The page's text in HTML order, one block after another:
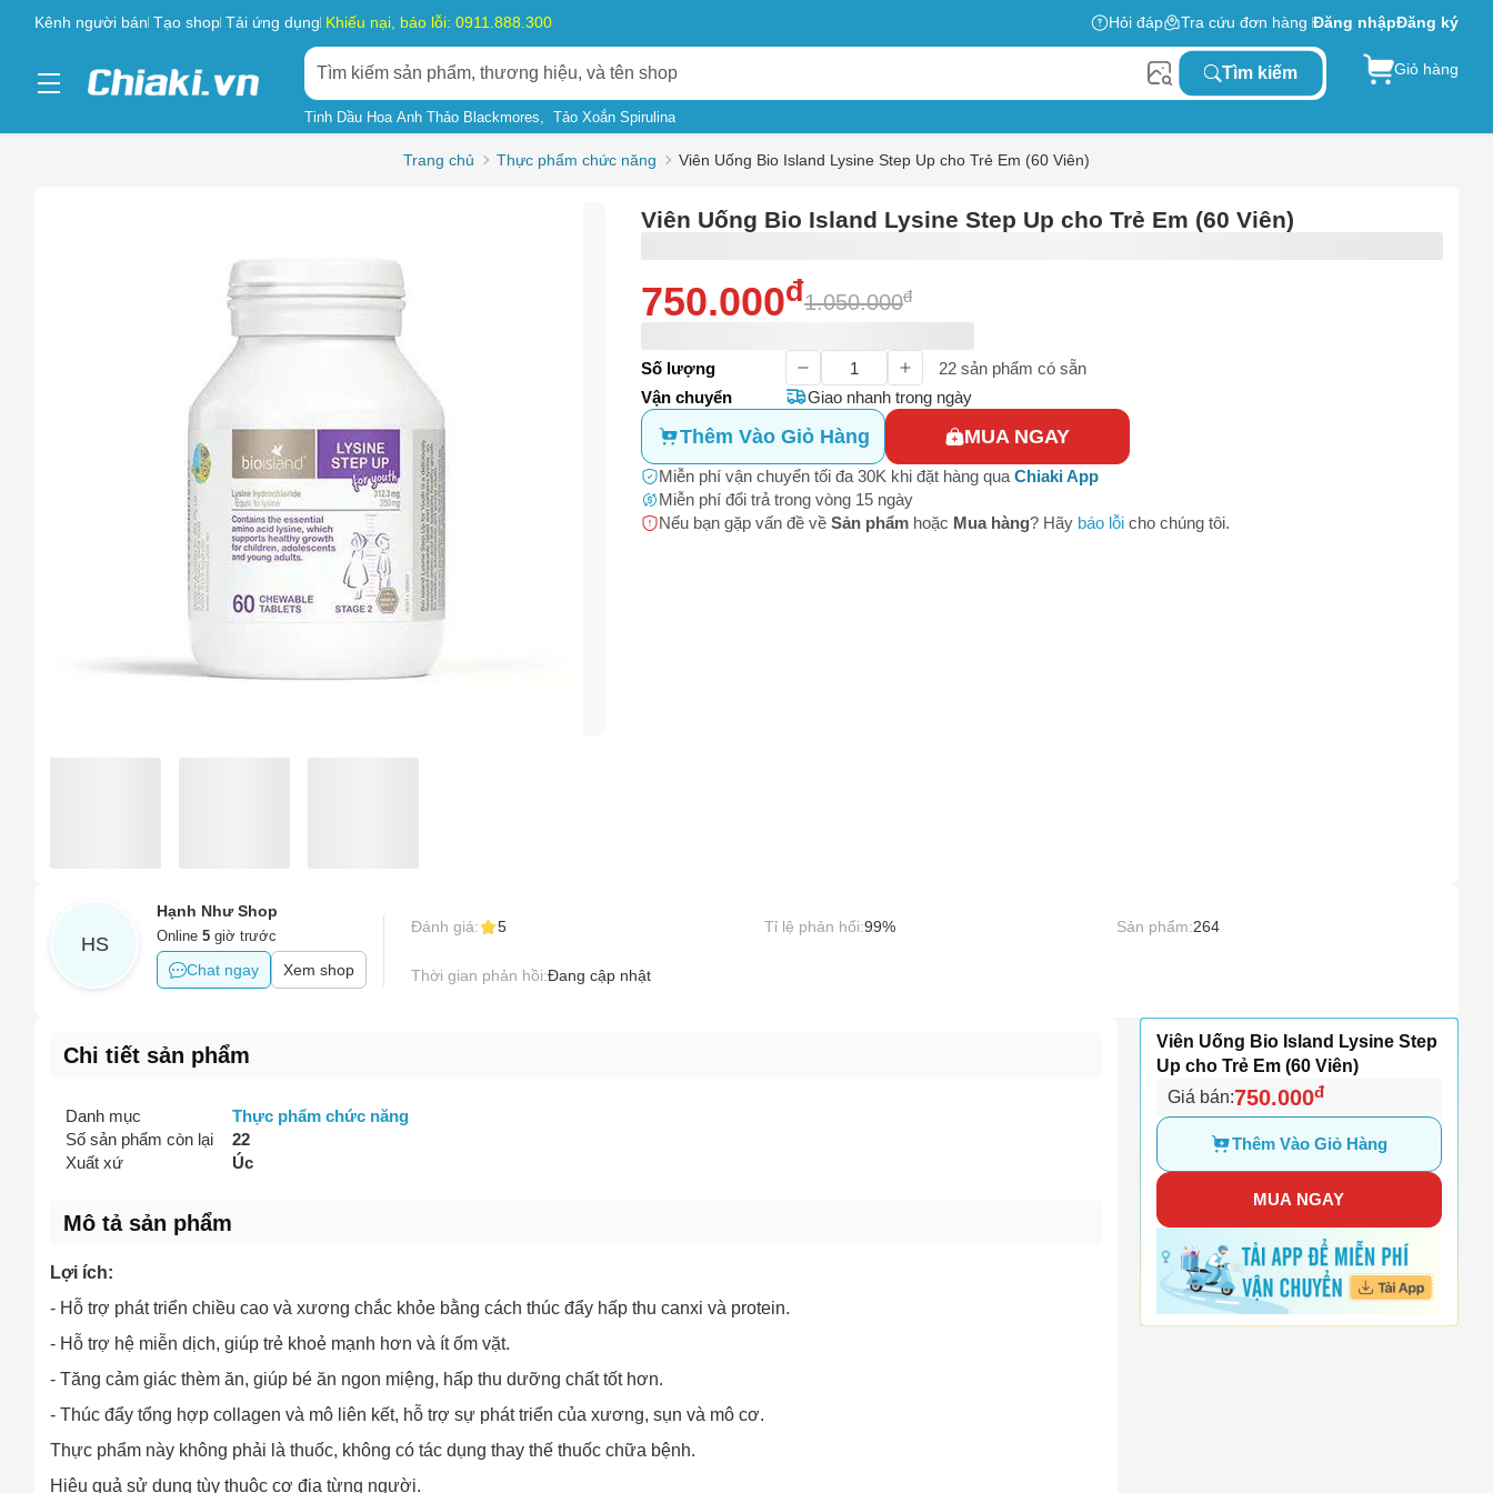
Kênh người bán Tạo shop Tải ứng dụng Khiếu nại, báo lỗi: 0911.888.300 Hỏi đáp Tra cứu đơn hàng Đăng nhậpĐăng ký
Tìm kiếm
Tinh Dầu Hoa Anh Thảo Blackmores Tảo Xoắn Spirulina
Giỏ hàng
Trang chủ Thực phẩm chức năng Viên Uống Bio Island Lysine Step Up cho Trẻ Em (60 Viên)
Viên Uống Bio Island Lysine Step Up cho Trẻ Em (60 Viên)
750.000đ1.050.000đ
Số lượng 22 sản phẩm có sẵn
Vận chuyển
Giao nhanh trong ngày
Thêm Vào Giỏ Hàng MUA NGAY
Miễn phí vận chuyển tối đa 30K khi đặt hàng qua Chiaki App
Miễn phí đổi trả trong vòng 15 ngày
Nếu bạn gặp vấn đề về Sản phẩm hoặc Mua hàng? Hãy báo lỗi cho chúng tôi.
HS
Hạnh Như Shop
Online 5 giờ trước
Chat ngay Xem shop
Đánh giá: 5 Tỉ lệ phản hổi:99% Sản phẩm:264
Thời gian phản hồi:Đang cập nhật
Chi tiết sản phẩm
Danh mục
Thực phẩm chức năng
Số sản phẩm còn lại
22
Xuất xứ
Úc
Mô tả sản phẩm
Lợi ích:
- Hỗ trợ phát triển chiều cao và xương chắc khỏe bằng cách thúc đẩy hấp thu canxi và protein.
- Hỗ trợ hệ miễn dịch, giúp trẻ khoẻ mạnh hơn và ít ốm vặt.
- Tăng cảm giác thèm ăn, giúp bé ăn ngon miệng, hấp thu dưỡng chất tốt hơn.
- Thúc đẩy tổng hợp collagen và mô liên kết, hỗ trợ sự phát triển của xương, sụn và mô cơ.
Thực phẩm này không phải là thuốc, không có tác dụng thay thế thuốc chữa bệnh.
Hiệu quả sử dụng tùy thuộc cơ địa từng người.
Viên Uống Bio Island Lysine Step
Up cho Trẻ Em (60 Viên)
Giá bán:750.000đ
Thêm Vào Giỏ Hàng
MUA NGAY
Sản phẩm có dấu hiệu lừa đảo
Hàng giả, hàng nhái
Sản phẩm không rõ nguồn gốc, xuất xứ
Hình ảnh sản phẩm không rõ ràng
Sản phẩm có hình ảnh, nội dung phản cảm hoặc có thể gây phản cảm
Bạn gặp vấn đề vềSản phẩmhayMua hàng?
Hãy báo lỗi cho chúng tôi. Hoặc gọi cho chúng tôi qua số0911.888.300
Tên của bạn